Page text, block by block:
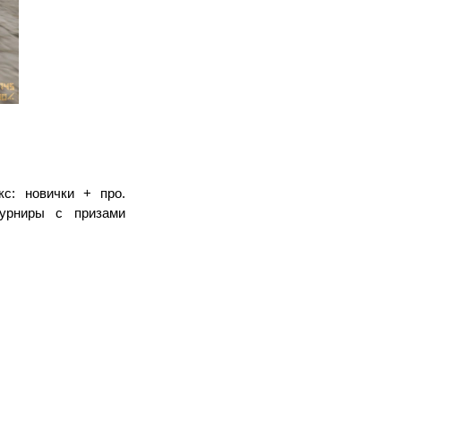
новички + про.
с призами